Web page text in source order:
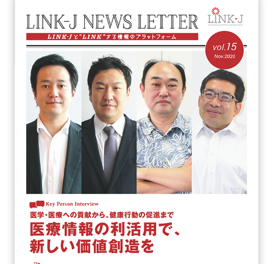
イベント
プログラム
インタビュー・コラム
ニュース・掲示板
LINK-Jを知る
特別会員
施設・アクセス
FAQ